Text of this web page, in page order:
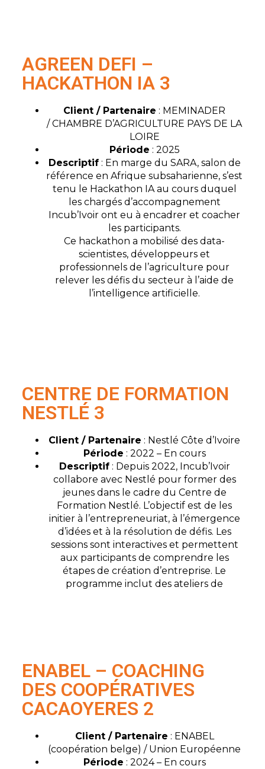
AGREEN DEFI –
HACKATHON IA 3
Client / Partenaire : MEMINADER
/ CHAMBRE D’AGRICULTURE PAYS DE LA
LOIRE
Période : 2025
Descriptif: En marge du SARA, salon de
référence en Afrique subsaharienne, s’est
tenu le Hackathon IA au cours duquel
les chargés d’accompagnement
Incub’Ivoir ont eu à encadrer et coacher
les participants.
Ce hackathon a mobilisé des data-
scientistes, développeurs et
professionnels de l’agriculture pour
relever les défis du secteur à l’aide de
l’intelligence artificielle.
CENTRE DE FORMATION
NESTLÉ 3
Client / Partenaire : Nestlé Côte d’Ivoire
Période : 2022 – En cours
Descriptif: Depuis 2022, Incub’Ivoir
collabore avec Nestlé pour former des
jeunes dans le cadre du Centre de
Formation Nestlé. L’objectif est de les
initier à l’entrepreneuriat, à l’émergence
d’idées et à la résolution de défis. Les
sessions sont interactives et permettent
aux participants de comprendre les
étapes de création d’entreprise. Le
programme inclut des ateliers de
ENABEL – COACHING
DES COOPÉRATIVES
CACAOYERES 2
Client / Partenaire : ENABEL
(coopération belge) / Union Européenne
Période : 2024 – En cours